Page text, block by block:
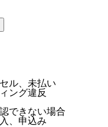
ル、未払い
ング違反
できない場合
、申込み